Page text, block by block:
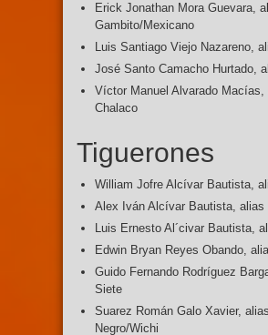
Erick Jonathan Mora Guevara,
Gambito/Mexicano
Luis Santiago Viejo Nazareno,
José Santo Camacho Hurtado,
Víctor Manuel Alvarado Macías,
Chalaco
Tiguerones
William Jofre Alcívar Bautista,
Alex Iván Alcívar Bautista, alias
Luis Ernesto Al´civar Bautista,
Edwin Bryan Reyes Obando,
Guido Fernando Rodríguez
Siete
Suarez Román Galo Xavier,
Negro/Wichi